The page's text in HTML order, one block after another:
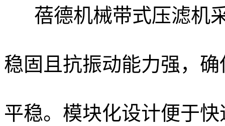
蓓德机械带式压滤机
稳固且抗振动能力强，
平稳。模块化设计便于